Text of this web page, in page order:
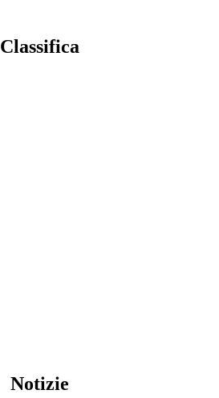
Classifica
Notizie